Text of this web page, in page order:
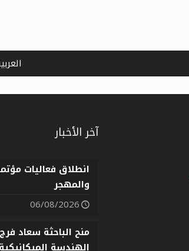
آخر الأخبار
انطلاق فعاليات
والمهجر
06/08/2026
منح الباحثة سعاد
الهندسة